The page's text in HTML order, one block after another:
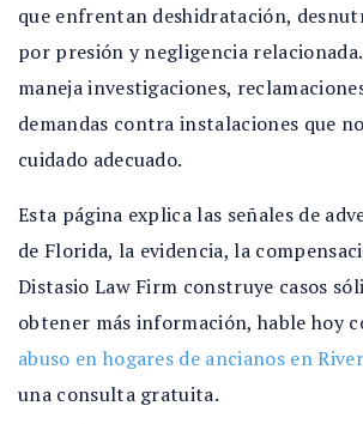
que enfrentan deshidratación,
por presión y negligencia
maneja investigaciones,
demandas contra instalaciones que
cuidado adecuado.
Esta página explica las señales de
de Florida, la evidencia, la
Distasio Law Firm construye casos
obtener más información, hable hoy
abuso en hogares de ancianos en
una consulta gratuita.